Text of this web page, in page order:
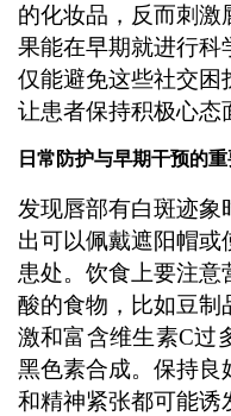
的化妆品，反而刺激
果能在早期就进行科
仅能避免这些社交困
让患者保持积极心态
日常防护与早期干预的
发现唇部有白斑迹
出可以佩戴遮阳帽
患处。饮食上要注意
酸的食物，比如豆制
激和富含维生素C过
黑色素合成。保持良
和精神紧张都可能诱